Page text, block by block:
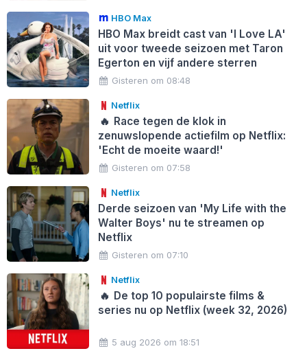
HBO Max
HBO Max breidt cast van 'I Love LA'
uit voor tweede seizoen met Taron
Egerton en vijf andere sterren
Gisteren om 08:48
Netflix
🔥 Race tegen de klok in
zenuwslopende actiefilm op Netflix:
'Echt de moeite waard!'
Gisteren om 07:58
Netflix
Derde seizoen van 'My Life with the
Walter Boys' nu te streamen op
Netflix
Gisteren om 07:10
Netflix
🔥 De top 10 populairste films &
series nu op Netflix (week 32, 2026)
5 aug 2026 om 18:51